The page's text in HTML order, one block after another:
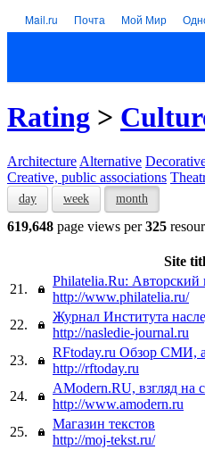
Mail.ru Почта Мой Мир
Rating >
Architecture Alternative
Creative, public associations
day week month
619,648 page views per325
Site
21.
Philatelia.Ru:
http://www.philatelia.ru/
22.
Журнал Института
http://nasledie-journal.ru
23.
RFtoday.ru Обзор СМИ,
http://rftoday.ru
24.
AModern.RU, взгляд на
http://www.amodern.ru
25.
Магазин текстов
http://moj-tekst.ru/